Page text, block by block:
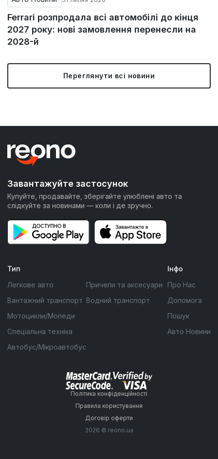
Ferrari розпродала всі автомобілі до кінця
2027 року: нові замовлення перенесли на
2028-й
Переглянути всі новини
Завантажуйте застосунок
Купуйте, продавайте, зберігайте улюблені авто та
слідкуйте за новинами — коли і де зручно.
Тип
Легкове авто
Вантажний транспорт
Мотоцикли/Мопеди
Спеціальна техніка
Автобус/Мікроавтобус
Причепи та аксесуари
Водний транспорт
Інфо
Про Нас
Допомога
Пошук
Авто Новини
Політика конфіденційності
Правила користування
Договір оферти
2026 © reono.ua